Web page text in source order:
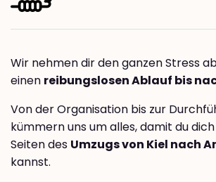
Wir nehmen dir den ganzen Stress
einen reibungslosen Ablauf bis
Von der Organisation bis zur
kümmern uns um alles, damit du
Seiten des Umzugs von Kiel nach
kannst.